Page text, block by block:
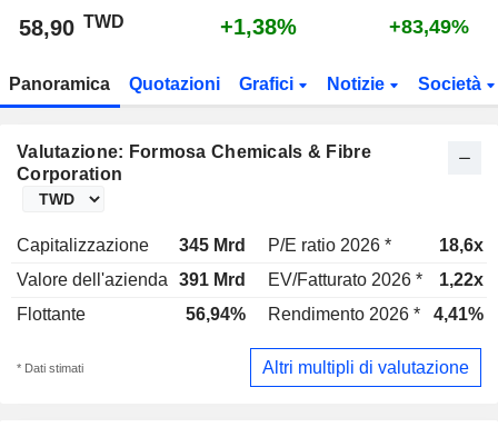
58,90 TWD +1,38% +83,49%
Panoramica Quotazioni Grafici Notizie Società
Valutazione: Formosa Chemicals & Fibre
Corporation
Capitalizzazione 345 Mrd P/E ratio 2026 *
18,6x
Valore dell'azienda
391 Mrd EV/Fatturato 2026 *
1,22x
Flottante
56,94% Rendimento 2026 * 4,41%
* Dati stimati Altri multipli di valutazione